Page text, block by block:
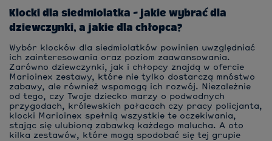
Klocki dla siedmiolatka - jakie wybrać dla
dziewczynki, a jakie dla chłopca?
Wybór klocków dla siedmiolatków powinien uwzględniać
ich zainteresowania oraz poziom zaawansowania.
Zarówno dziewczynki, jak i chłopcy znajdą w ofercie
Marioinex zestawy, które nie tylko dostarczą mnóstwo
zabawy, ale również wspomogą ich rozwój. Niezależnie
od tego, czy Twoje dziecko marzy o podwodnych
przygodach, królewskich pałacach czy pracy policjanta,
klocki Marioinex spełnią wszystkie te oczekiwania,
stając się ulubioną zabawką każdego malucha. A oto
kilka zestawów, które mogą spodobać się tej grupie